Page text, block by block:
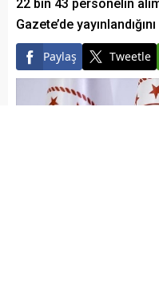
22 bin 43 personelin
Gazete’de
Paylaş Tweetle